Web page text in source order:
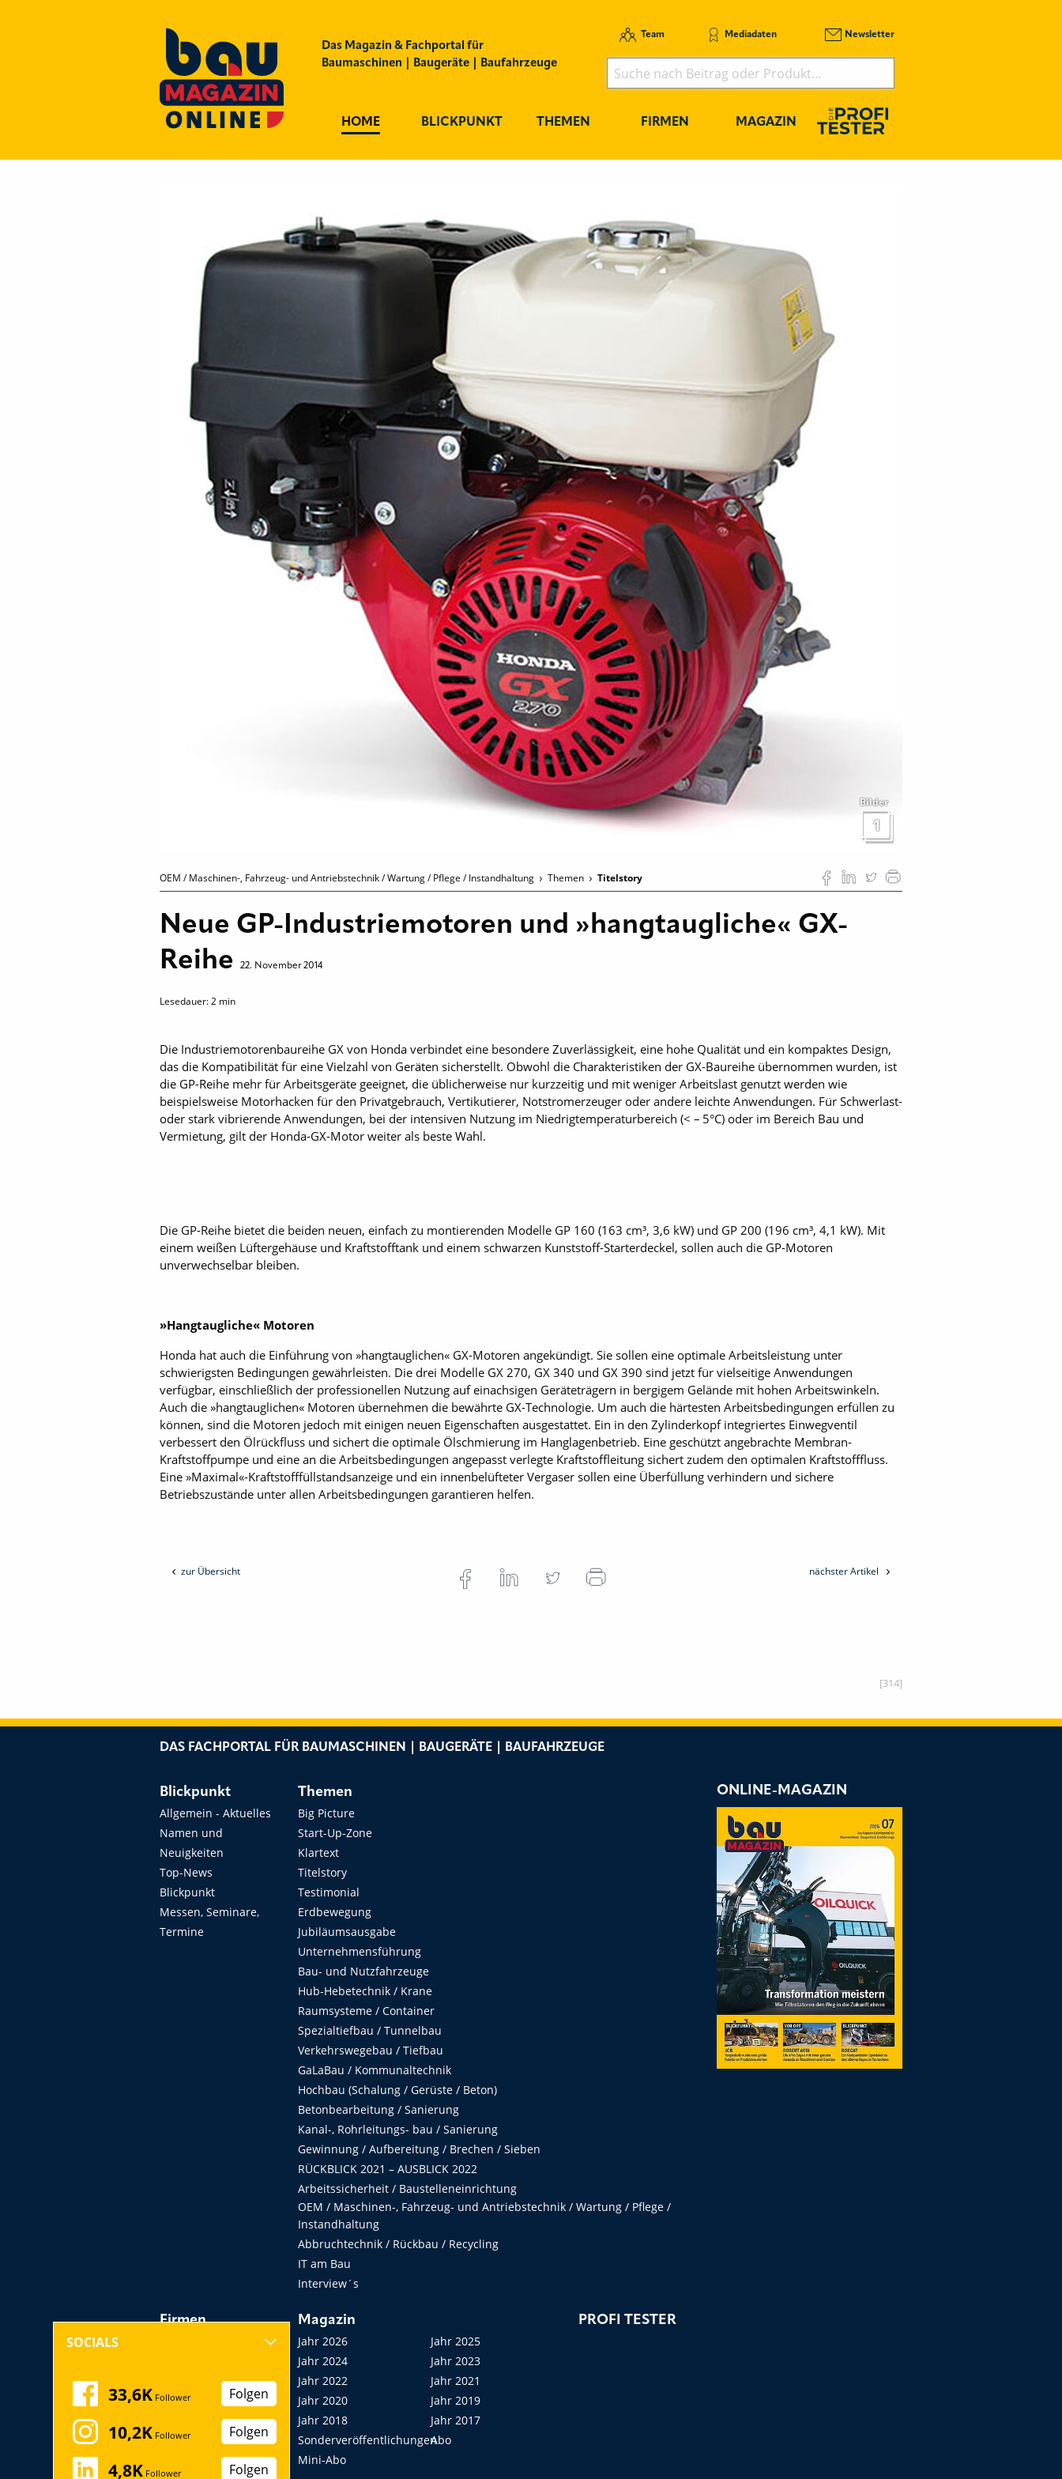
Das Magazin & Fachportal für
Baumaschinen | Baugeräte | Baufahrzeuge
Team Mediadaten Newsletter
HOME BLICKPUNKT THEMEN FIRMEN MAGAZIN
Bilder
1
OEM / Maschinen-, Fahrzeug- und Antriebstechnik / Wartung / Pflege / Instandhaltung Themen Titelstory
Neue GP-Industriemotoren und »hangtaugliche« GX-
Reihe
22. November 2014
Lesedauer:2 min
Die Industriemotorenbaureihe GX von Honda verbindet eine besondere Zuverlässigkeit, eine hohe Qualität und ein kompaktes Design,
das die Kompatibilität für eine Vielzahl von Geräten sicherstellt. Obwohl die Charakteristiken der GX-Baureihe übernommen wurden, ist
die GP-Reihe mehr für Arbeitsgeräte geeignet, die üblicherweise nur kurzzeitig und mit weniger Arbeitslast genutzt werden wie
beispielsweise Motorhacken für den Privatgebrauch, Vertikutierer, Notstromerzeuger oder andere leichte Anwendungen. Für Schwerlast-
oder stark vibrierende Anwendungen, bei der intensiven Nutzung im Niedrigtemperaturbereich (< – 5°C) oder im Bereich Bau und
Vermietung, gilt der Honda-GX-Motor weiter als beste Wahl.
Die GP-Reihe bietet die ­beiden neuen, einfach zu mon­tierenden Modelle GP 160 (163 cm³, 3,6 kW) und GP 200 (196 cm³, 4,1 kW). Mit
einem weißen Lüftergehäuse und Kraftstofftank und ­einem schwarzen Kunststoff-Starterdeckel, sollen auch die GP-Motoren
unverwechselbar bleiben.
»Hangtaugliche« Motoren
Honda hat auch die Einführung von »hangtauglichen« GX-Motoren angekündigt. Sie sollen eine optimale Arbeitsleistung unter
schwierigsten Bedingungen gewährleisten. Die drei Modelle GX 270, GX 340 und GX 390 sind jetzt für vielseitige Anwendungen
verfügbar, einschließlich der professionellen Nutzung auf einachsigen Geräteträgern in bergigem Gelände mit hohen Arbeitswinkeln.
Auch die »hangtauglichen« Motoren übernehmen die bewährte GX-Technologie. Um auch die härtesten Arbeitsbedingungen erfüllen zu
können, sind die Motoren jedoch mit einigen neuen Eigenschaften ausgestattet. Ein in den Zylinderkopf integriertes Einwegventil
verbessert den Ölrückfluss und sichert die optimale Ölschmierung im Hanglagenbetrieb. Eine geschützt angebrachte Membran-
Kraftstoffpumpe und eine an die Arbeitsbedingungen angepasst verlegte Kraftstoffleitung sichert zudem den optimalen Kraftstofffluss.
Eine »Maximal«-Kraftstofffüllstandsanzeige und ein innenbelüfteter Vergaser sollen eine Überfüllung verhindern und sichere
Betriebszustände unter allen Arbeitsbedingungen garantieren helfen.
zur Übersicht nächster Artikel
[314]
DAS FACHPORTAL FÜR BAUMASCHINEN | BAUGERÄTE | BAUFAHRZEUGE
Blickpunkt
Allgemein - Aktuelles
Namen und
Neuigkeiten
Top-News
Blickpunkt
Messen, Seminare,
Termine
Themen
Big Picture
Start-Up-Zone
Klartext
Titelstory
Testimonial
Erdbewegung
Jubiläumsausgabe
Unternehmensführung
Bau- und Nutzfahrzeuge
Hub-Hebetechnik / Krane
Raumsysteme / Container
Spezialtiefbau / Tunnelbau
Verkehrswegebau / Tiefbau
GaLaBau / Kommunaltechnik
Hochbau (Schalung / Gerüste / Beton)
Betonbearbeitung / Sanierung
Kanal-, Rohrleitungs- bau / Sanierung
Gewinnung / Aufbereitung / Brechen / Sieben
RÜCKBLICK 2021 – AUSBLICK 2022
Arbeitssicherheit / Baustelleneinrichtung
OEM / Maschinen-, Fahrzeug- und Antriebstechnik / Wartung / Pflege /
Instandhaltung
Abbruchtechnik / Rückbau / Recycling
IT am Bau
Interview´s
Firmen
Messen, Seminare,
Kongresse
Startup
Magazin
Jahr 2026
Jahr 2025
Jahr 2024
Jahr 2023
Jahr 2022
Jahr 2021
Jahr 2020
Jahr 2019
Jahr 2018
Jahr 2017
SonderveröffentlichungenAbo
Mini-Abo
PROFI TESTER
ONLINE-MAGAZIN
SOCIALS
33,6K Follower Folgen
10,2K Follower Folgen
4,8K Follower Folgen